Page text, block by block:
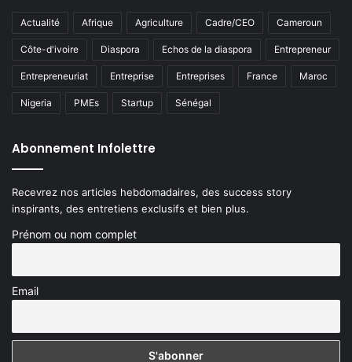
Actualité Afrique Agriculture Cadre/CEO Cameroun
Côte-d'ivoire Diaspora Echos de la diaspora Entrepreneur
Entrepreneuriat Entreprise Entreprises France Maroc
Nigeria PMEs Startup Sénégal
Abonnement Infolettre
Recevrez nos articles hebdomadaires, des success story
inspirants, des entretiens exclusifs et bien plus.
Prénom ou nom complet
Email